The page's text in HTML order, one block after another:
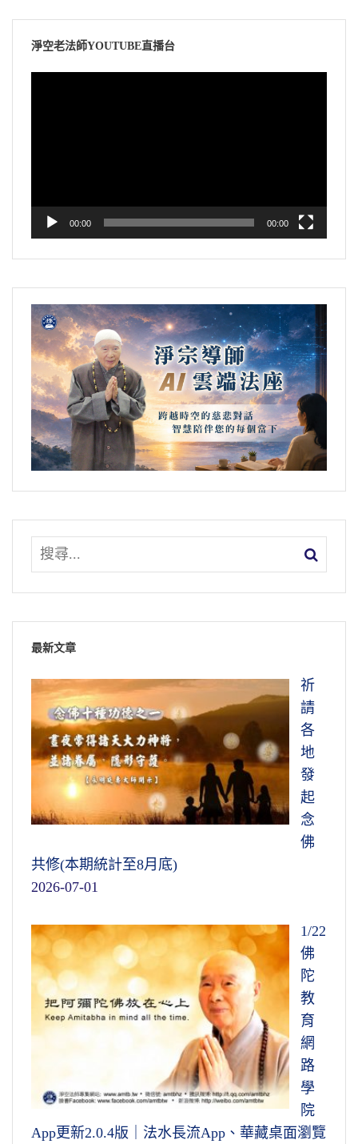
要達到深解圓解，最低限度要具備兩個因
緣。第一個因緣，就是你要遇到好老師。這個
會，即使是佛菩薩來也沒辦法。道理在哪裡？
自己業障太重。縱然佛菩薩有善巧，我們業障
這部經是世尊在舍衛大城講的，而佛在經
上告訴我們，世尊當年在舍衛大城說法的時
候，這個地方是一個很繁榮的大都會，人口繁
多。而在這個地方，釋迦牟尼佛住過很長一段
時間，講過不少的經論，而能夠接受佛教誨的
只有三分之一；另外有三分之一，曾經聽說有
一個釋迦牟尼佛在某個地方講經，沒見過面；
還有三分之一的人，根本連釋迦牟尼佛的名字
都沒聽過。
佛在這個地區講經，講了那麼多年，還不知道
這個地方有個釋迦牟尼佛。所以消業障就要
緊，業障怎麼消法？我們在物質生活、精神生
看淡，要把它放下。你看得愈淡，放下愈多，
就是看破，看破還要看破，放下，放下還
要放下。徹底放下，就成佛了。等覺菩薩還有
一品生相無明沒有看破、沒有放下，所以他成
不了佛。由此可知，佛法的修證沒有別的，看
破放下而已！
我們為什麼看不破？為什麼放不下？是對
世尊四十九年為
我們說的一切法，說什麼？無非就是為我們說
明宇宙人生的真相。明白了，徹底明白了，這
白、愈透徹，你就相信佛在經上，教導我們怎
樣做人、怎樣生活、怎樣工作，怎樣處事待人
接物，你信就深了。
解圓，而後你修就圓。圓是圓滿，沒有欠
缺；換句話說，面面都了解，理了解，事也了
解，對自己明瞭，對於一切眾生也明瞭。
修是
修正我們錯誤的行為，我們的行為，不外乎身
口意這三方面。身體一切造作，身的行為；一
切言語，口的行為；起心動念，是心意的行
來的？都是自性清淨心變現出來的
變，所有一切萬法是所變的，這是能變。能變
地清淨的人，有定功的人，他不會作夢。
一樣。你要曉得，能作夢的是心，所做的夢中
境界那是相，那個就是萬法；天天不一樣，不
就是萬法嗎？所以夢是心變現出來的，這個我
們比較容易體會；說整個宇宙是我們心變現出
來的，這個不太好懂。其實那個道理，跟作夢
真的非常接近。
人生確實是個夢，昨天永遠不會再回來
了，不要說昨天不再回來了，我們說現在，現
在就過去了，一分一秒永遠不回頭，跟每天作
會斷掉？給諸位說，不會斷掉。閉著眼睛你會
作夢，睜著眼睛還在作夢，夢不會斷的。這就
體，體不會斷、不會滅，所以相不會滅，不會
滅是真的，但是它會轉變，隨著你的念頭在轉
道理了。
生什麼樣的心？要生清淨心，要生善心。
生善心，剛才講，相不會斷滅，它會變；生善
心這個境界就變好，起惡念那境界就變壞。從
哪裡變起？給諸位說，從你的相貌變起，從你
身體體質變起，因為身跟心是最接近的，然後
才擴展到外面，一切眾生、山河大地。所以頭
一個起變化的，最明顯變化的，就是你的身體
跟你的相貌。所以說學佛有了功夫，功夫得
就知道了。看到你的相貌一年比一年好，身體
一年比一年健康，當然是你功夫得力。
我們世俗算命看相都會說「相隨心轉」，
這個一點都不錯！你看心地慈悲的人，相貌就
慈悲；心地險惡的人，相貌就很恐怖，這個一
定道理。你心裡歡喜的時候，你相貌很好看；
你心裡不高興的時候，你擺那個面孔就很難
看，這很明顯的，這變得好快。真正修行功夫
能夠受用，真是立刻就現前，這一點都不假。
所以你才曉得，理上無有可得，事上也不
打妄想，患得患失，全是妄想，與事實真相毫
不相干。這樣的人就是不安分，不守本分，理
節錄自金剛般若研習報告09-023-0073集
1995/5
所以佛教給我們要向自性當中求。佛法稱
為內學，稱為內明。內就是向心性求，不向外
徹，我們前面已經講了很多。
淨空老法師YOUTUBE直播台
00:00 00:00
最新文章
祈
請
各
地
發
起
念
佛
共修(本期統計至8月底)
2026-07-01
1/22
佛
陀
教
育
網
路
學
院
App更新2.0.4版｜法水長流App、華藏桌面瀏覽